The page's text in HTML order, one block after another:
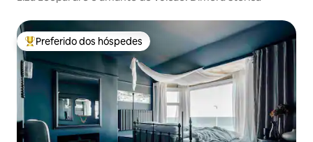
Entre os melhores preferidos dos hóspedes
Preferido dos hóspedes